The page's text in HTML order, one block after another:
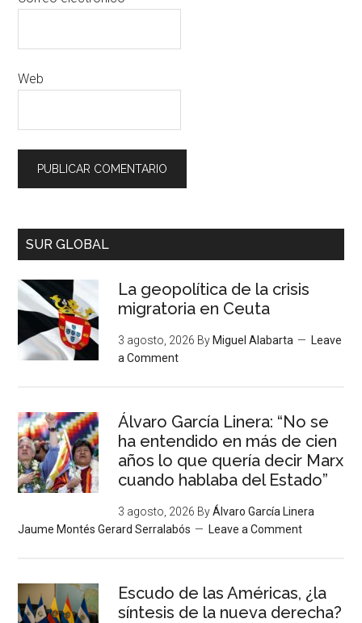
Web
SUR GLOBAL
La geopolítica de la crisis
migratoria en Ceuta
3 agosto, 2026 By Miguel Alabarta
Leave
a Comment
Álvaro García Linera: “No se
ha entendido en más de cien
años lo que quería decir Marx
cuando hablaba del Estado”
3 agosto, 2026 ByÁlvaro García Linera
Jaume Montés Gerard Serralabós
Leave a Comment
Escudo de las Américas, ¿la
síntesis de la nueva derecha?